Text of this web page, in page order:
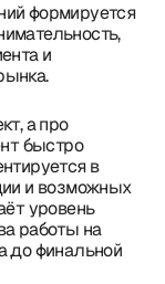
формируется
и
а про
быстро
в
и возможных
уровень
работы на
до финальной